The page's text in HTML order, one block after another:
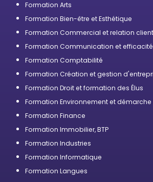
Formation Arts
Formation Bien-être et Esthétique
Formation Commercial et relation client
Formation Communication et
Formation Comptabilité
Formation Création et gestion
Formation Droit et formation des Élus
Formation Environnement et démarche
Formation Finance
Formation Immobilier, BTP
Formation Industries
Formation Informatique
Formation Langues